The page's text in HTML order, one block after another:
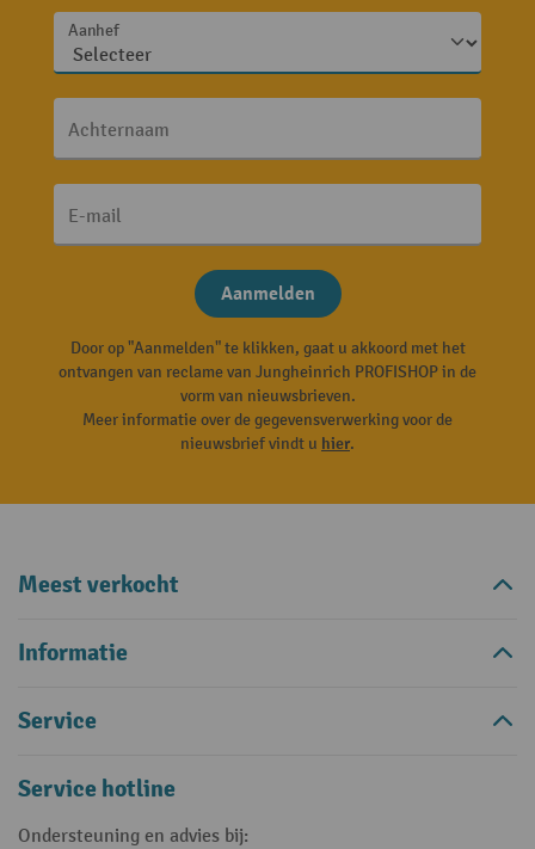
Aanhef
Achternaam
E-mail
Aanmelden
Door op "Aanmelden" te klikken, gaat u akkoord met het
ontvangen van reclame van Jungheinrich PROFISHOP in de
vorm van nieuwsbrieven.
Meer informatie over de gegevensverwerking voor de
nieuwsbrief vindt u hier.
Meest verkocht
Informatie
Service
Service hotline
Ondersteuning en advies bij: